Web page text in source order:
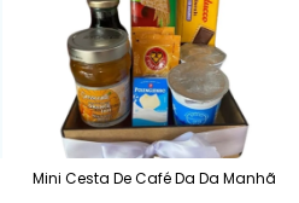
Mini Cesta De Café Da Da Manhã